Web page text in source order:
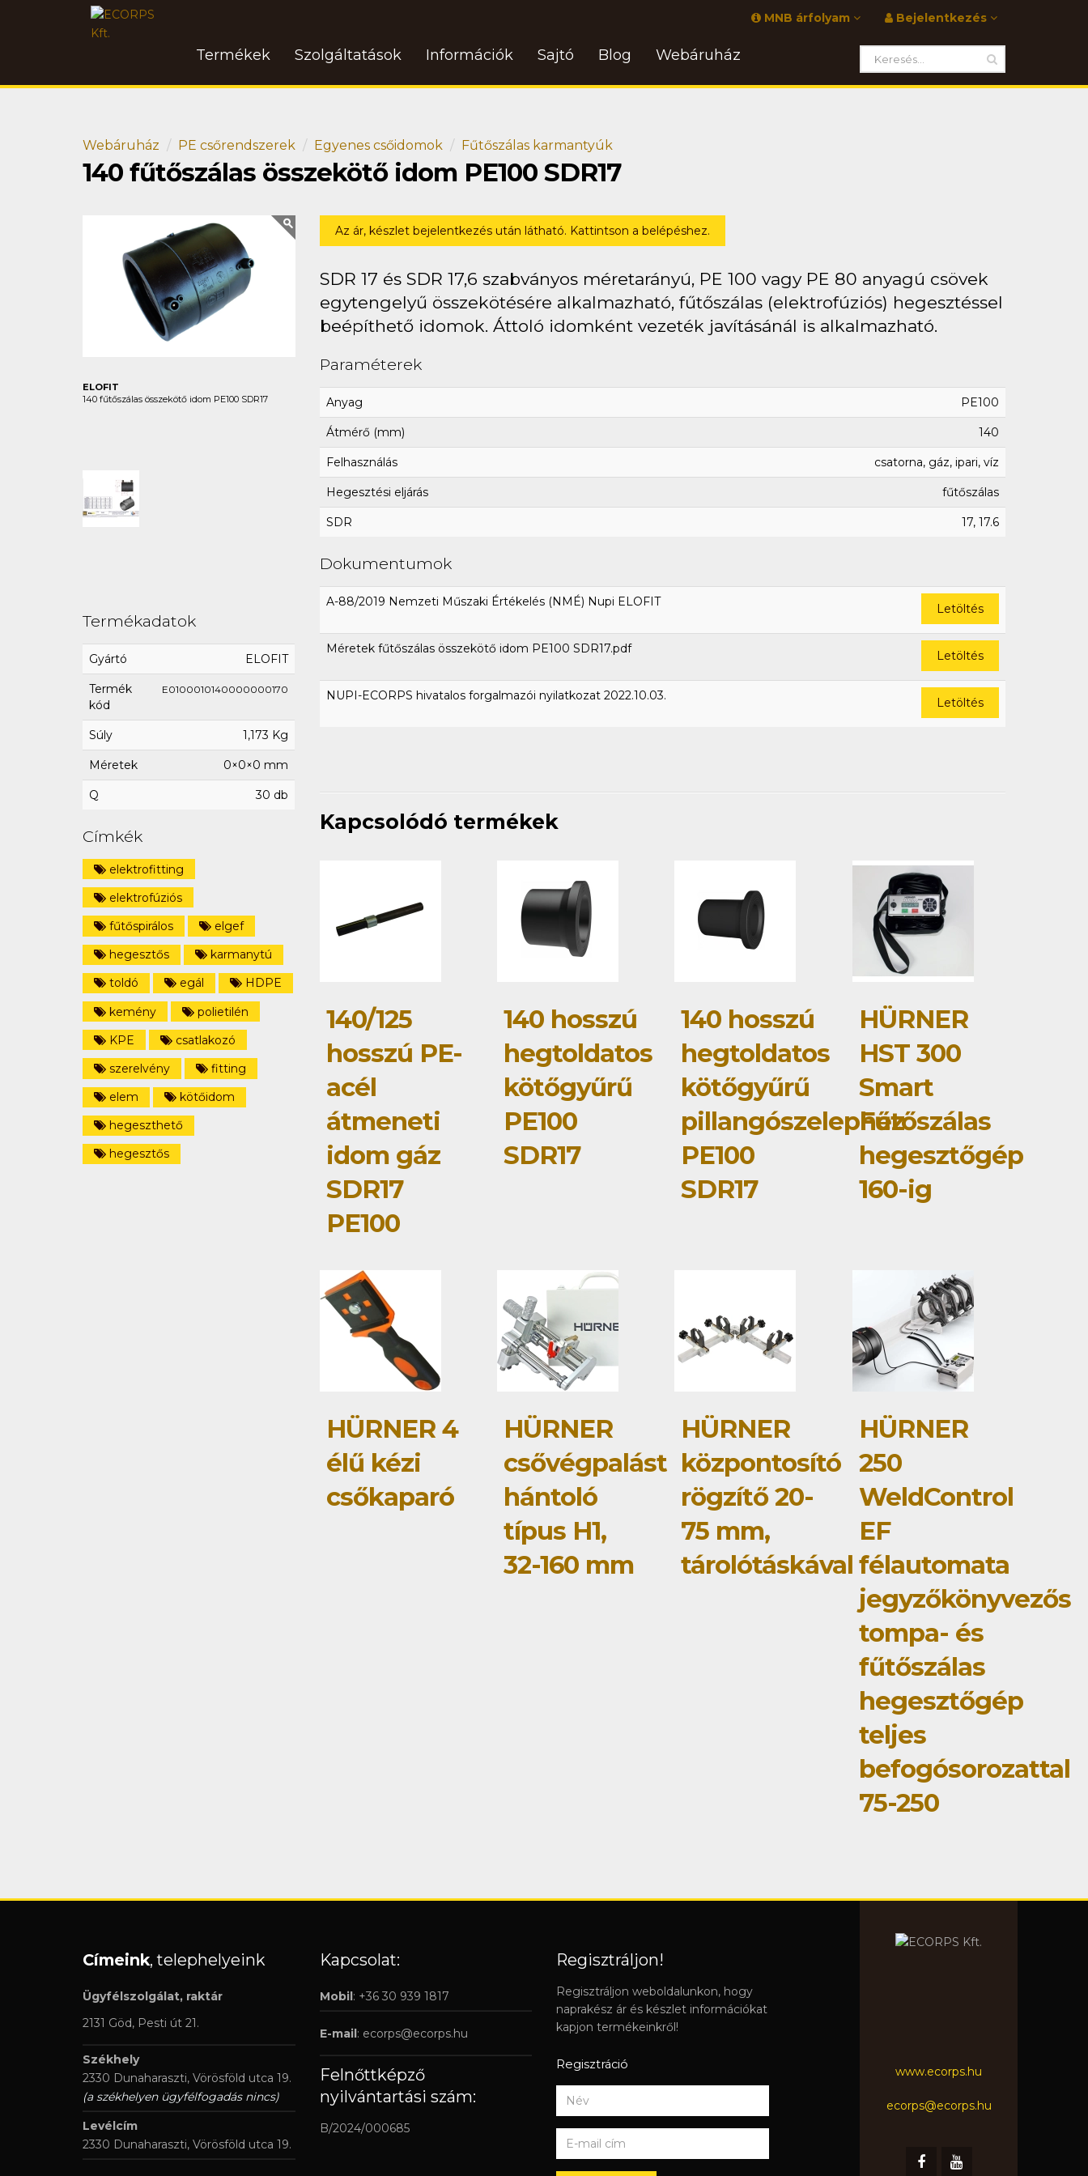
Bejelentkezés
MNB árfolyam
Termékek Szolgáltatások Információk Sajtó Blog Webáruház
Webáruház PE csőrendszerek Egyenes csőidomok Fűtőszálas karmantyúk
140 fűtőszálas összekötő idom PE100 SDR17
ELOFIT
140 fűtőszálas összekötő idom PE100 SDR17
Az ár, készlet bejelentkezés után látható. Kattintson a belépéshez.
SDR 17 és SDR 17,6 szabványos méretarányú, PE 100 vagy PE 80 anyagú csövek
egytengelyű összekötésére alkalmazható, fűtőszálas (elektrofúziós) hegesztéssel
beépíthető idomok. Áttoló idomként vezeték javításánál is alkalmazható.
Paraméterek
Anyag PE100
Átmérő (mm) 140
Felhasználás csatorna, gáz, ipari, víz
Hegesztési eljárás fűtőszálas
SDR 17, 17.6
Dokumentumok
A-88/2019 Nemzeti Műszaki Értékelés (NMÉ) Nupi ELOFIT Letöltés
Méretek fűtőszálas összekötő idom PE100 SDR17.pdf Letöltés
NUPI-ECORPS hivatalos forgalmazói nyilatkozat 2022.10.03. Letöltés
Termékadatok
Gyártó ELOFIT
Termék
kód
E0100010140000000170
Súly 1,173 Kg
Méretek 0×0×0 mm
Q 30 db
Címkék
elektrofitting
elektrofúziós
fűtőspirálos
elgef
hegesztős
karmanytú
toldó
egál
HDPE
kemény
polietilén
KPE
csatlakozó
szerelvény
fitting
elem
kötőidom
hegeszthető
hegesztős
Kapcsolódó termékek
140/125
hosszú PE-
acél
átmeneti
idom gáz
SDR17
PE100
140 hosszú
hegtoldatos
kötőgyűrű
PE100
SDR17
140 hosszú
hegtoldatos
kötőgyűrű
pillangószelephez
PE100
SDR17
HÜRNER
HST 300
Smart
Fűtőszálas
hegesztőgép
160-ig
HÜRNER 4
élű kézi
csőkaparó
HÜRNER
csővégpalást
hántoló
típus H1,
32-160 mm
HÜRNER
központosító
rögzítő 20-
75 mm,
tárolótáskával
HÜRNER
250
WeldControl
EF
félautomata
jegyzőkönyvezős
tompa- és
fűtőszálas
hegesztőgép
teljes
befogósorozattal
75-250
Címeink, telephelyeink
Ügyfélszolgálat, raktár
2131 Göd, Pesti út 21.
Székhely
2330 Dunaharaszti, Vörösföld utca 19.
(a székhelyen ügyfélfogadás nincs)
Levélcím
2330 Dunaharaszti, Vörösföld utca 19.
Kapcsolat:
Mobil: +36 30 939 1817
E-mail: ecorps@ecorps.hu
Felnőttképző
nyilvántartási szám:
B/2024/000685
Regisztráljon!
Regisztráljon weboldalunkon, hogy
naprakész ár és készlet információkat
kapjon termékeinkről!
Regisztráció www.ecorps.hu
ecorps@ecorps.hu